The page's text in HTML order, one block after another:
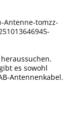
Antenne-tomzz-
es sowohl
Antennenkabel.